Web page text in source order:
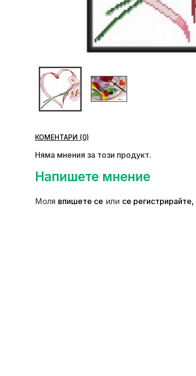
КОМЕНТАРИ (0)
Няма мнения за този продукт.
Напишете мнение
Моля впишете се или се регистрирайте,